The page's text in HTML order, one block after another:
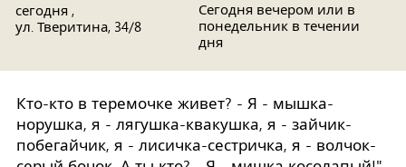
сегодня ,
ул. Тверитина, 34/8
Сегодня вечером или в
понедельник в течении
дня
Кто-кто в теремочке живет? - Я - мышка-
норушка, я - лягушка-квакушка, я - зайчик-
побегайчик, я - лисичка-сестричка, я - волчок-